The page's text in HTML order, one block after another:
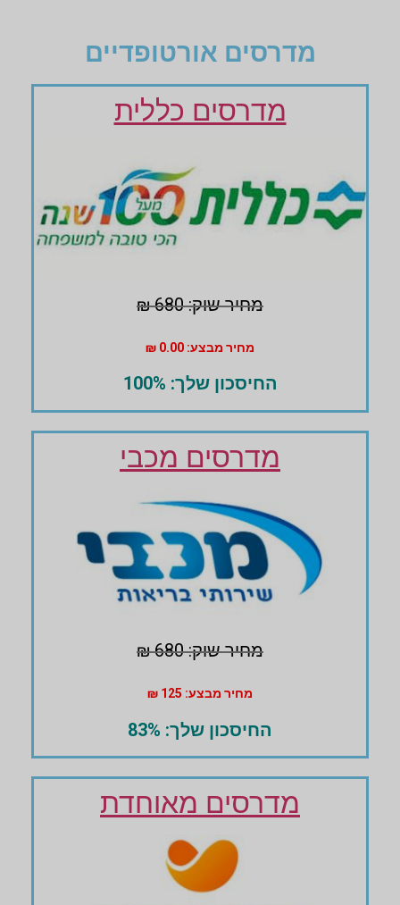
מדרסים אורטופדיים
מדרסים כללית
מחיר שוק: 680 ₪
מחיר מבצע: 0.00 ₪
החיסכון שלך: 100%
מדרסים מכבי
מחיר שוק: 680 ₪
מחיר מבצע: 125 ₪
החיסכון שלך: 83%
מדרסים מאוחדת